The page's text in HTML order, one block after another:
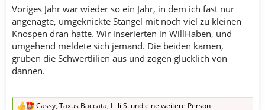
Voriges Jahr war wieder so ein Jahr, in dem ich fast nur
angenagte, umgeknickte Stängel mit noch viel zu kleinen
Knospen dran hatte. Wir inserierten in WillHaben, und
umgehend meldete sich jemand. Die beiden kamen,
gruben die Schwertlilien aus und zogen glücklich von
dannen.
Cassy, Taxus Baccata, Lilli S. und eine weitere Person